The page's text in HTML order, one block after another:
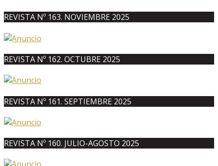
REVISTA Nº 163. NOVIEMBRE 2025
REVISTA Nº 162. OCTUBRE 2025
REVISTA Nº 161. SEPTIEMBRE 2025
REVISTA Nº 160. JULIO-AGOSTO 2025